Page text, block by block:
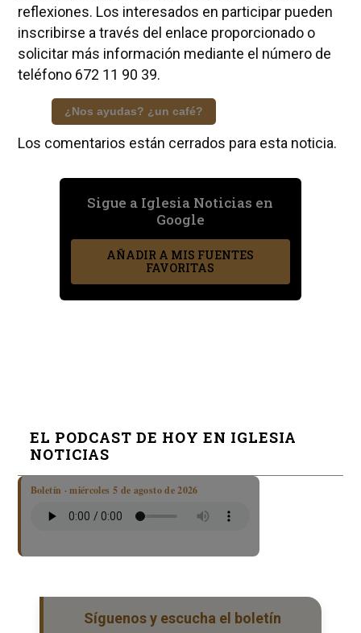
reflexiones. Los interesados en participar pueden
inscribirse a través del enlace proporcionado o
solicitar más información mediante el número de
teléfono 672 11 90 39.
¿Nos ayudas? ¿un café?
Los comentarios están cerrados para esta noticia.
Sigue a Iglesia Noticias en
Google
AÑADIR A MIS FUENTES
FAVORITAS
EL PODCAST DE HOY EN IGLESIA
NOTICIAS
Boletín · miércoles 5 de agosto de 2026
Síguenos y escucha el boletín